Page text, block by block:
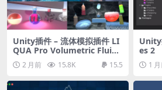
Unity插件 – 流体模拟插件 LI
QUA Pro Volumetric Fluids
URP – HDRP
2 月前 15.8K 15.5
Unity
es 2
1